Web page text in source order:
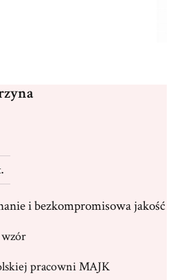
i bezkompromisowa jakość
pracowni MAJK